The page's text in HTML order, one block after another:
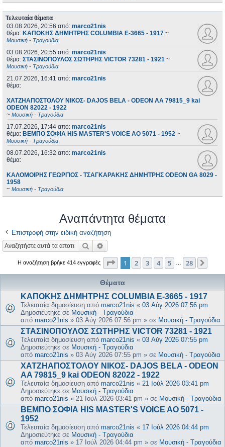
Τελευταία θέματα
03.08.2026, 20:56 από: marco21nis
θέμα: ΚΑΠΟΚΗΣ ΔΗΜΗΤΡΗΣ COLUMBIA E-3665 - 1917 ~
Μουσική - Τραγούδια
03.08.2026, 20:55 από: marco21nis
θέμα: ΣΤΑΣΙΝΟΠΟΥΛΟΣ ΣΩΤΗΡΗΣ VICTOR 73281 - 1921 ~
Μουσική - Τραγούδια
21.07.2026, 16:41 από: marco21nis
θέμα:
ΧΑΤΖΗΑΠΟΣΤΟΛΟΥ ΝΙΚΟΣ- DAJOS BELA - ODEON AA 79815_9 kai
ODEON 82022 - 1922
~ Μουσική - Τραγούδια
17.07.2026, 17:44 από: marco21nis
θέμα: ΒΕΜΠΟ ΣΟΦΙΑ HIS MASTER'S VOICE AO 5071 - 1952 ~
Μουσική - Τραγούδια
08.07.2026, 16:32 από: marco21nis
θέμα:
ΚΑΛΟΜΟΙΡΗΣ ΓΕΩΡΓΙΟΣ - ΤΣΑΓΚΑΡΑΚΗΣ ΔΗΜΗΤΡΗΣ ODEON GA 8029 -
1958
~ Μουσική - Τραγούδια
Αναπάντητα θέματα
Επιστροφή στην ειδική αναζήτηση
Αναζήτηση
Η αναζήτηση βρήκε 414 εγγραφές Σελίδα από28
1 2 3 4 5 28
Θέματα
ΚΑΠΟΚΗΣ ΔΗΜΗΤΡΗΣ COLUMBIA E-3665 - 1917
Τελευταία δημοσίευση από marco21nis « 03 Αύγ 2026 07:56 pm
Δημοσιεύτηκε σε Μουσική - Τραγούδια
από marco21nis » 03 Αύγ 2026 07:56 pm » σε Μουσική - Τραγούδια
ΣΤΑΣΙΝΟΠΟΥΛΟΣ ΣΩΤΗΡΗΣ VICTOR 73281 - 1921
Τελευταία δημοσίευση από marco21nis « 03 Αύγ 2026 07:55 pm
Δημοσιεύτηκε σε Μουσική - Τραγούδια
από marco21nis » 03 Αύγ 2026 07:55 pm » σε Μουσική - Τραγούδια
ΧΑΤΖΗΑΠΟΣΤΟΛΟΥ ΝΙΚΟΣ- DAJOS BELA - ODEON
AA 79815_9 kai ODEON 82022 - 1922
Τελευταία δημοσίευση από marco21nis « 21 Ιούλ 2026 03:41 pm
Δημοσιεύτηκε σε Μουσική - Τραγούδια
από marco21nis » 21 Ιούλ 2026 03:41 pm » σε Μουσική - Τραγούδια
ΒΕΜΠΟ ΣΟΦΙΑ HIS MASTER'S VOICE AO 5071 -
1952
Τελευταία δημοσίευση από marco21nis « 17 Ιούλ 2026 04:44 pm
Δημοσιεύτηκε σε Μουσική - Τραγούδια
από marco21nis » 17 Ιούλ 2026 04:44 pm » σε Μουσική - Τραγούδια